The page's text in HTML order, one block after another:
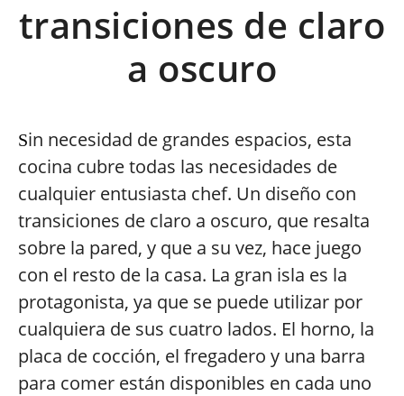
transiciones de claro
a oscuro
Sin necesidad de grandes espacios, esta
cocina cubre todas las necesidades de
cualquier entusiasta chef. Un diseño con
transiciones de claro a oscuro, que resalta
sobre la pared, y que a su vez, hace juego
con el resto de la casa. La gran isla es la
protagonista, ya que se puede utilizar por
cualquiera de sus cuatro lados. El horno, la
placa de cocción, el fregadero y una barra
para comer están disponibles en cada uno